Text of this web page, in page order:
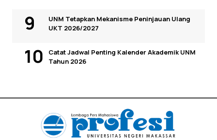
UNM Tetapkan Mekanisme Peninjauan Ulang
UKT 2026/2027
Catat Jadwal Penting Kalender Akademik UNM
Tahun 2026